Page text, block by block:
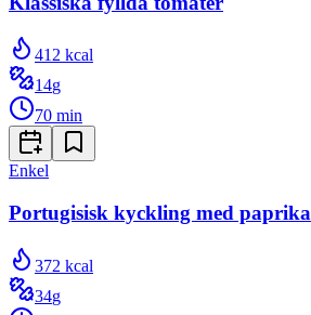
412 kcal
14g
70 min
Enkel
Portugisisk kyckling med paprika
372 kcal
34g